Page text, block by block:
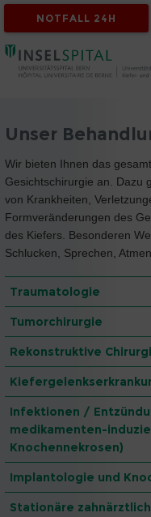
NOTFALL 24H
Unser
Wir bieten Ihnen das
Gesichtschirurgie an. Dazu
von Krankheiten,
Formveränderungen des
des Kiefers. Besonderen
Schlucken, Sprechen,
Traumatologie
Tumorchirurgie
Rekonstruktive
Infektionen /
medikamenten-
Knochennekrosen)
Implantologie und
Stationäre